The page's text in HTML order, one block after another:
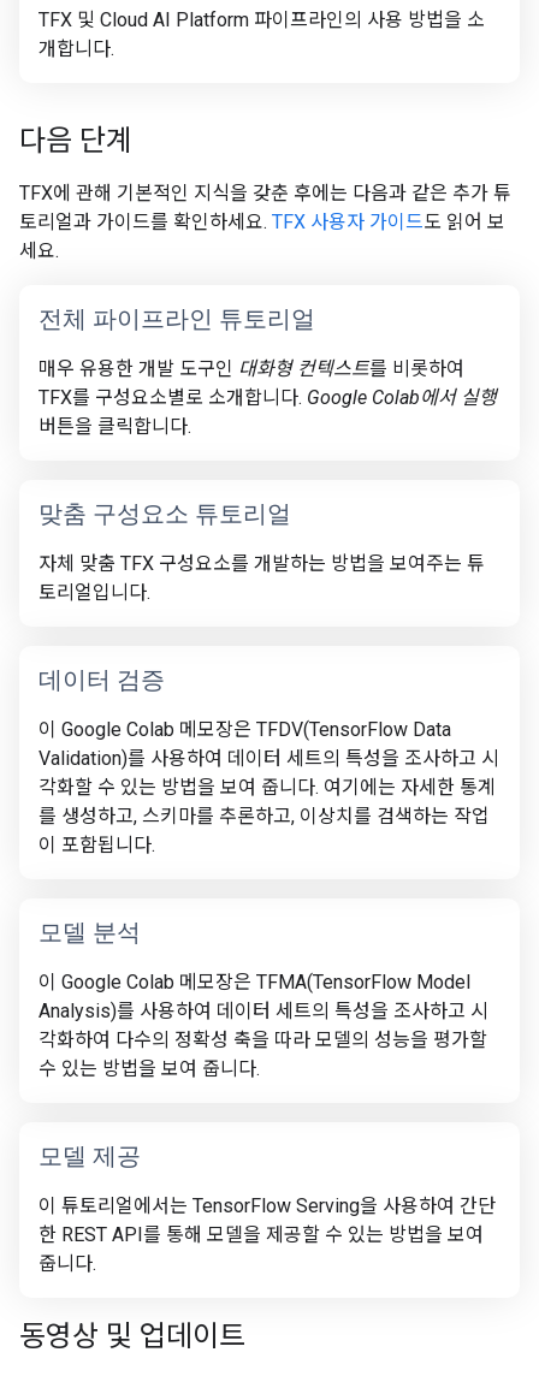
TFX 및 Cloud AI Platform 파이프라인의 사용 방법을 소
개합니다.
다음 단계
TFX에 관해 기본적인 지식을 갖춘 후에는 다음과 같은 추가 튜
토리얼과 가이드를 확인하세요. TFX 사용자 가이드도 읽어 보
세요.
전체 파이프라인 튜토리얼
매우 유용한 개발 도구인 대화형 컨텍스트를 비롯하여
TFX를 구성요소별로 소개합니다. Google Colab에서 실행
버튼을 클릭합니다.
맞춤 구성요소 튜토리얼
자체 맞춤 TFX 구성요소를 개발하는 방법을 보여주는 튜
토리얼입니다.
데이터 검증
이 Google Colab 메모장은 TFDV(TensorFlow Data
Validation)를 사용하여 데이터 세트의 특성을 조사하고 시
각화할 수 있는 방법을 보여 줍니다. 여기에는 자세한 통계
를 생성하고, 스키마를 추론하고, 이상치를 검색하는 작업
이 포함됩니다.
모델 분석
이 Google Colab 메모장은 TFMA(TensorFlow Model
Analysis)를 사용하여 데이터 세트의 특성을 조사하고 시
각화하여 다수의 정확성 축을 따라 모델의 성능을 평가할
수 있는 방법을 보여 줍니다.
모델 제공
이 튜토리얼에서는 TensorFlow Serving을 사용하여 간단
한 REST API를 통해 모델을 제공할 수 있는 방법을 보여
줍니다.
동영상 및 업데이트